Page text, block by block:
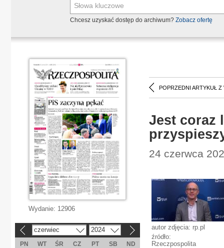
Chcesz uzyskać dostęp do archiwum? Zobacz ofertę
POPRZEDNI ARTYKUŁ Z
Jest coraz
24 czerwca
autor zdjęcia: rp.pl
źródło:
Rzeczpospolita
Wydanie: 12906
czerwiec 2024
PN WT ŚR CZ PT SB
ND